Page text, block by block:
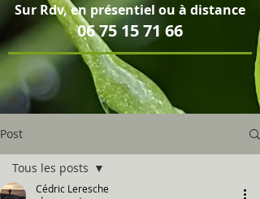
Sur Rdv, en présentiel ou à distance
06 75 15 71 66
Post
Tous les posts
Cédric Leresche